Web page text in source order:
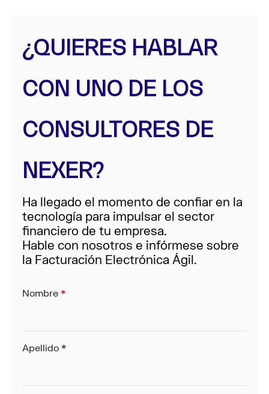
¿QUIERES HABLAR
CON UNO DE LOS
CONSULTORES DE
NEXER?
Ha llegado el momento de confiar en la
tecnología para impulsar el sector
financiero de tu empresa.
Hable con nosotros e infórmese sobre
la Facturación Electrónica Ágil.
Nombre *
Apellido *